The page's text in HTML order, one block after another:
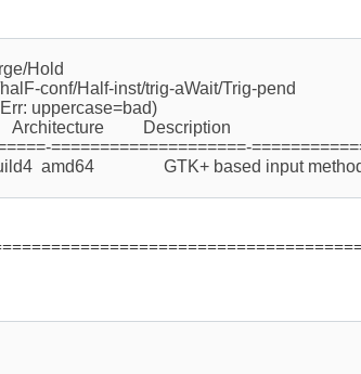
Hold
conf/Half-inst/trig-aWait/Trig-pend
uppercase=bad)
Description
====================-
GTK+ based input method for